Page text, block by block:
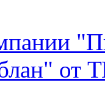
от